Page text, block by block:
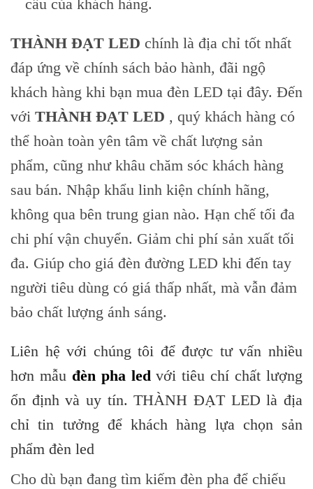
cầu của khách hàng.
THÀNH ĐẠT LED chính là địa chỉ tốt nhất
đáp ứng về chính sách bảo hành, đãi ngộ
khách hàng khi bạn mua đèn LED tại đây. Đến
với THÀNH ĐẠT LED , quý khách hàng có
thể hoàn toàn yên tâm về chất lượng sản
phẩm, cũng như khâu chăm sóc khách hàng
sau bán. Nhập khẩu linh kiện chính hãng,
không qua bên trung gian nào. Hạn chế tối đa
chi phí vận chuyển. Giảm chi phí sản xuất tối
đa. Giúp cho giá đèn đường LED khi đến tay
người tiêu dùng có giá thấp nhất, mà vẫn đảm
bảo chất lượng ánh sáng.
Liên hệ với chúng tôi để được tư vấn nhiều
hơn mẫu đèn pha led với tiêu chí chất lượng
ổn định và uy tín. THÀNH ĐẠT LED là địa
chỉ tin tưởng để khách hàng lựa chọn sản
phẩm đèn led
Cho dù bạn đang tìm kiếm đèn pha để chiếu